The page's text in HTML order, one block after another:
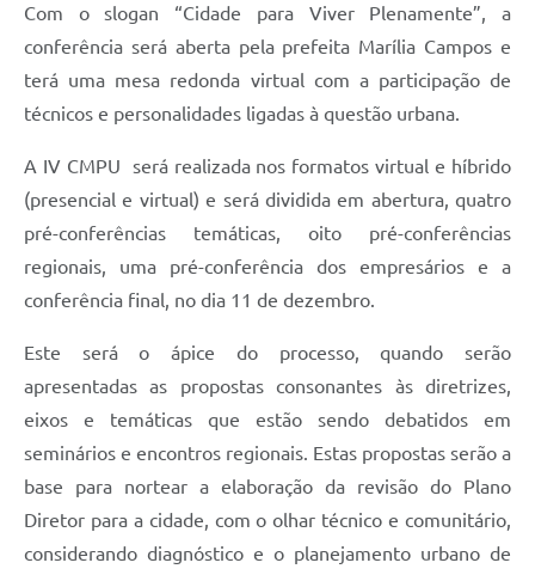
Com o slogan “Cidade para Viver Plenamente”, a
conferência será aberta pela prefeita Marília Campos e
terá uma mesa redonda virtual com a participação de
técnicos e personalidades ligadas à questão urbana.
A IV CMPU será realizada nos formatos virtual e híbrido
(presencial e virtual) e será dividida em abertura, quatro
pré-conferências temáticas, oito pré-conferências
regionais, uma pré-conferência dos empresários e a
conferência final, no dia 11 de dezembro.
Este será o ápice do processo, quando serão
apresentadas as propostas consonantes às diretrizes,
eixos e temáticas que estão sendo debatidos em
seminários e encontros regionais. Estas propostas serão a
base para nortear a elaboração da revisão do Plano
Diretor para a cidade, com o olhar técnico e comunitário,
considerando diagnóstico e o planejamento urbano de